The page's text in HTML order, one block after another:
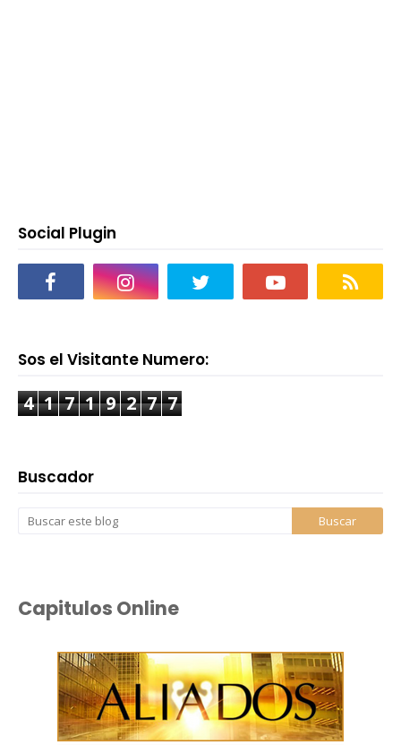
Social Plugin
Sos el Visitante Numero:
4 1 7 1 9 2 7 7
Buscador
Capitulos Online